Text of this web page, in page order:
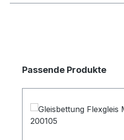
Produktgalerie überspringen
Passende Produkte